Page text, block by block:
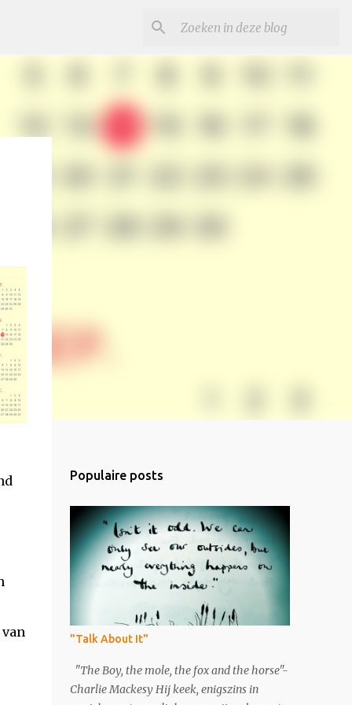
Populaire posts
"Talk About It"
"The Boy, the mole, the fox and the horse"-
Charlie Mackesy Hij keek, enigszins in